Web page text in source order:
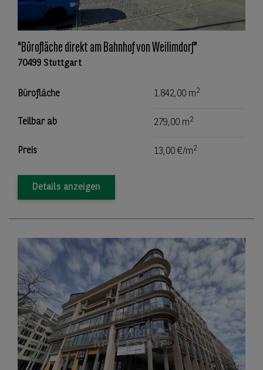
"Bürofläche direkt am Bahnhof von Weilimdorf"
70499 Stuttgart
Bürofläche 1.842,00 m2
Teilbar ab 279,00 m2
Preis 13,00 €/m2
Details anzeigen